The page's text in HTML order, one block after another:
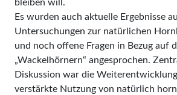
bleiben will.
Es wurden auch aktuelle Ergebnisse
Untersuchungen zur natürlichen
und noch offene Fragen in Bezug auf
„Wackelhörnern“ angesprochen.
Diskussion war die
verstärkte Nutzung von natürlich